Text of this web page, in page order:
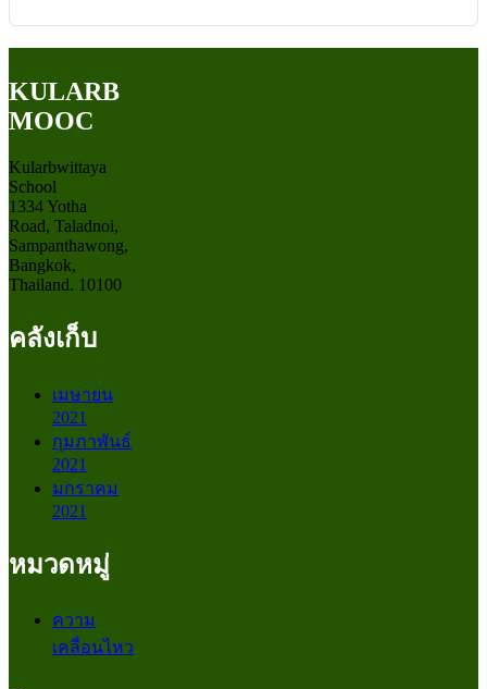
KULARB
MOOC
Kularbwittaya
School
1334 Yotha
Road, Taladnoi,
Sampanthawong,
Bangkok,
Thailand. 10100
คลังเก็บ
เมษายน
2021
กุมภาพันธ์
2021
มกราคม
2021
หมวดหมู่
ความ
เคลื่อนไหว